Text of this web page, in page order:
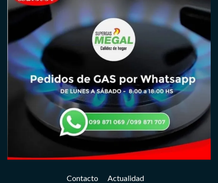
Contacto Actualidad